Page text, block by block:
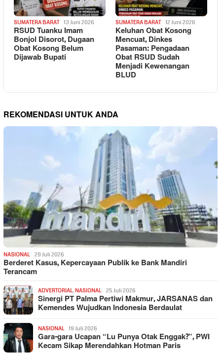
SUMATERA BARAT 13 Juni 2026
RSUD Tuanku Imam
Bonjol Disorot, Dugaan
Obat Kosong Belum
Dijawab Bupati
SUMATERA BARAT 12 Juni 2026
Keluhan Obat Kosong
Mencuat, Dinkes
Pasaman: Pengadaan
Obat RSUD Sudah
Menjadi Kewenangan
BLUD
REKOMENDASI UNTUK ANDA
NASIONAL 29 Juli 2026
Berderet Kasus, Kepercayaan Publik ke Bank Mandiri
Terancam
ADVERTORIAL, NASIONAL 25 Juli 2026
Sinergi PT Palma Pertiwi Makmur, JARSANAS dan
Kemendes Wujudkan Indonesia Berdaulat
NASIONAL 19 Juli 2026
Gara-gara Ucapan “Lu Punya Otak Enggak?”, PWI
Kecam Sikap Merendahkan Hotman Paris